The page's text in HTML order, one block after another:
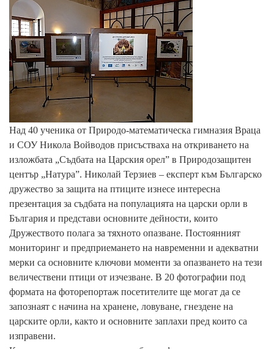
Над 40 ученика от Природо-математическа гимназия Враца
и СОУ Никола Войводов присъстваха на откриването на
изложбата „Съдбата на Царския орел” в Природозащитен
център „Натура”. Николай Терзиев – експерт към Българско
дружество за защита на птиците изнесе интересна
презентация за съдбата на популацията на царски орли в
България и представи основните дейности, които
Дружеството полага за тяхното опазване. Постоянният
мониторинг и предприемането на навременни и адекватни
мерки са основните ключови моменти за опазването на тези
величествени птици от изчезване. В 20 фотографии под
формата на фоторепортаж посетителите ще могат да се
запознаят с начина на хранене, ловуване, гнездене на
царските орли, както и основните заплахи пред които са
изправени.